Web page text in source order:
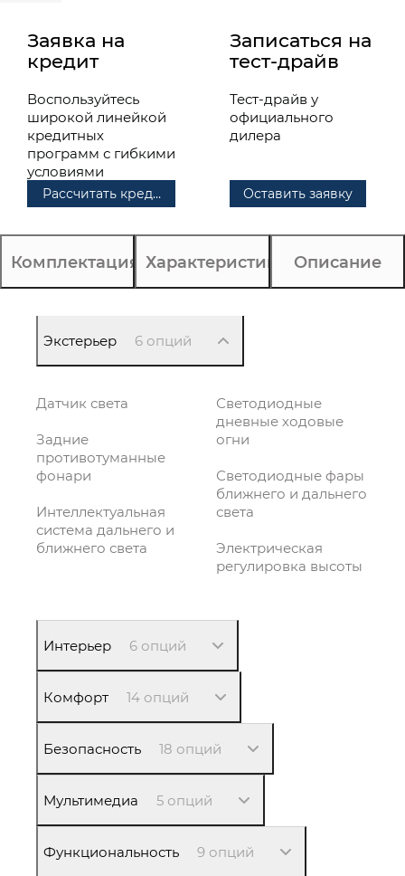
Заявка на
кредит
Воспользуйтесь
широкой линейкой
кредитных
программ с гибкими
условиями
Рассчитать кредит
Записаться на
тест-драйв
Тест-драйв у
официального
дилера
Оставить заявку
Комплектация Характеристики Описание
Экстерьер 6 опций
Датчик света
Задние
противотуманные
фонари
Интеллектуальная
система дальнего и
ближнего света
Светодиодные
дневные ходовые
огни
Светодиодные фары
ближнего и дальнего
света
Электрическая
регулировка высоты
Интерьер 6 опций
Комфорт 14 опций
Безопасность 18 опций
Мультимедиа 5 опций
Функциональность 9 опций